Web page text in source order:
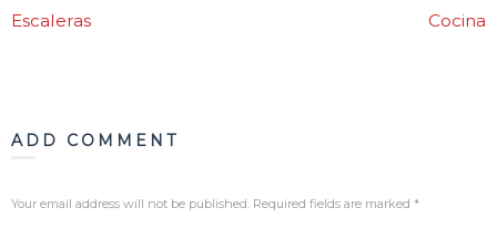
Escaleras Cocina
ADD COMMENT
Your email address will not be published. Required fields are marked *